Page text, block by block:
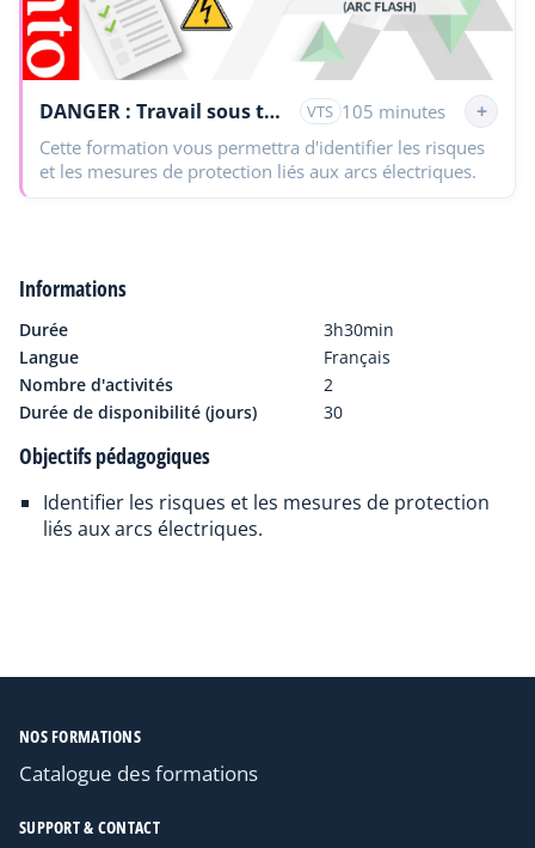
DANGER : Travail sous tension - Module 2 VTS 105 minutes +
Cette formation vous permettra d'identifier les risques
et les mesures de protection liés aux arcs électriques.
Informations
Durée
3h30min
Langue
Français
Nombre d'activités
2
Durée de disponibilité (jours)
30
Objectifs pédagogiques
Identifier les risques et les mesures de protection
liés aux arcs électriques.
NOS FORMATIONS
Catalogue des formations
SUPPORT & CONTACT